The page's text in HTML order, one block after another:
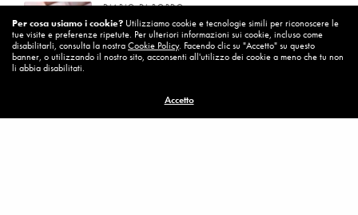
DIARIO DI BORDO
La vita vince sempre
8 Ottobre 2018
Per cambiare ci vuole coraggio
8 Ottobre 2018
Per cosa usiamo i cookie? Utilizziamo cookie e tecnologie simili per riconoscere le
tue visite e preferenze ripetute. Per ulteriori informazioni sui cookie, incluso come
disabilitarli, consulta la nostraCookie Policy. Facendo clic su "Accetto" su questo
banner, o utilizzando il nostro sito, acconsenti all'utilizzo dei cookie a meno che tu non
li abbia disabilitati.
Accetto